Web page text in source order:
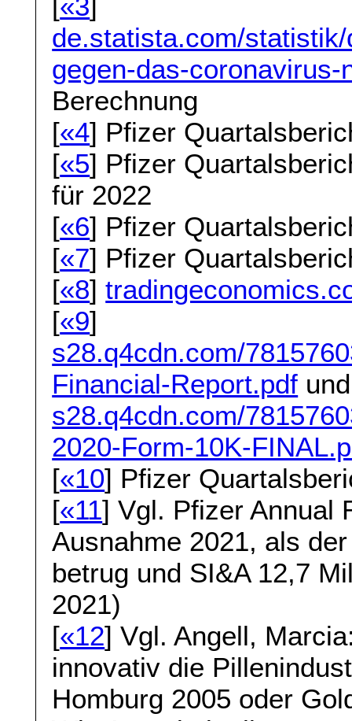
de.statista.com/
gegen-das-coronavirus-
Berechnung
[«4] Pfizer
[«5] Pfizer
für 2022
[«6] Pfizer
[«7] Pfizer
[«8]
[«9]
s28.q4cdn.com/
Financial-Report.pdf und
s28.q4cdn.com/
2020-Form-10K-
[«10] Pfizer
[«11] Vgl. Pfizer Annual
Ausnahme 2021, als
betrug und SI&A 12,7
2021)
[«12] Vgl. Angell,
innovativ die
Homburg 2005 oder